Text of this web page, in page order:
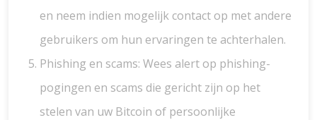
en neem indien mogelijk contact op met andere
gebruikers om hun ervaringen te achterhalen.
Phishing en scams: Wees alert op phishing-
pogingen en scams die gericht zijn op het
stelen van uw Bitcoin of persoonlijke